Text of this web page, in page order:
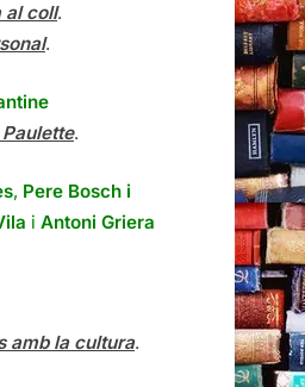
al coll.
.
.
, Pere Bosch i
i Antoni Griera
amb la cultura.